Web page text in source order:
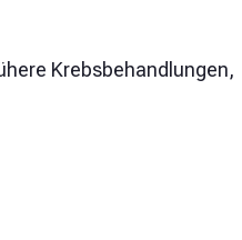
Krebsbehandlungen,